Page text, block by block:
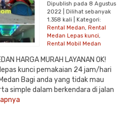
Dipublish pada 8 Agustus
2022 | Dilihat sebanyak
1.358 kali | Kategori:
Rental Medan, Rental
Medan Lepas kunci,
Rental Mobil Medan
HARGA MURAH LAYANAN OK!
kunci pemakaian 24 jam/hari
Bagi anda yang tidak mau
simple dalam berkendara di jalan